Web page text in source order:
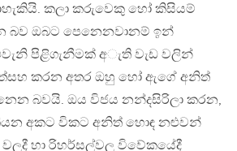
කලා කරුවෙකු හෝ කිසියම්
බව ඔබට පෙනෙනවානම් ඉන්
පිළිගැනීමක් අැති වැඩ වලින්
කරන අතර ඔහු හෝ ඇගේ අනිත්
බවයි. ඔය විජය නන්දසිරිලා කරන,
අකට විකට අනිත් හොඳ නළුවන්
හා රිහර්සල්වල විවේකයේදී